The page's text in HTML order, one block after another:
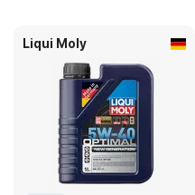
Liqui Moly